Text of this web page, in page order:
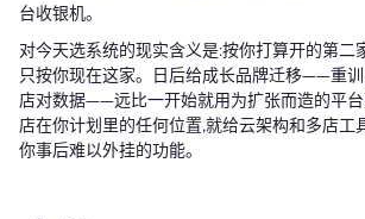
台收银机。
对今天选系统的现实含义是:按你打算开的第二
只按你现在这家。日后给成长品牌迁移——重
店对数据——远比一开始就用为扩张而造的平
店在你计划里的任何位置,就给云架构和多店工
你事后难以外挂的功能。